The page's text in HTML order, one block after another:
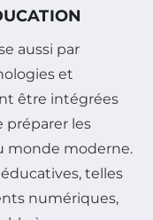
aussi par
et
être intégrées
préparer les
monde moderne.
éducatives, telles
numériques,